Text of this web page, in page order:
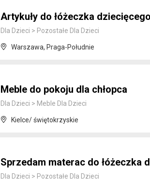
Artykuły do łóżeczka dziecięcego
Dla Dzieci > Pozostałe Dla Dzieci
Warszawa, Praga-Południe
Meble do pokoju dla chłopca
Dla Dzieci > Meble Dla Dzieci
Kielce/ świętokrzyskie
Sprzedam materac do łóżeczka
Dla Dzieci > Pozostałe Dla Dzieci